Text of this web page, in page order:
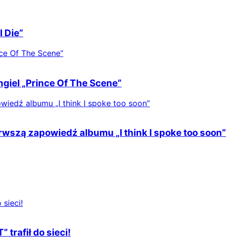
Die”
„Prince Of The Scene”
zapowiedź albumu „I think I spoke too soon”
trafił do sieci!